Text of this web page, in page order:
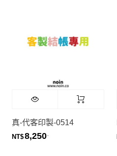
真-代客印製-0514
NT$8,250